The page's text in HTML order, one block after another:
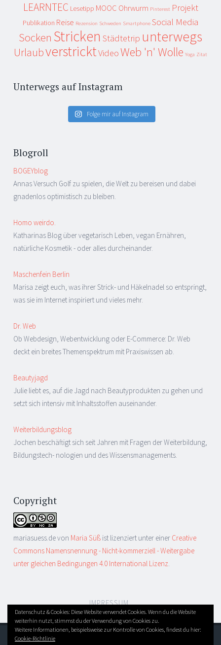
LEARNTEC Lesetipp MOOC Ohrwurm Pinterest Projekt
Publikation Reise Rezension Schweden Smartphone Social Media
Socken Stricken Städtetrip unterwegs
UrlaubverstricktVideoWeb 'n' Wolle Yoga Zitat
Unterwegs auf Instagram
Folge mir auf Instagram
Blogroll
BOGEYblog
Annas Versuch Golf zu spielen, die Welt zu bereisen und dabei
gnadenlos optimistisch zu bleiben.
Homo weirdo.
Katharinas Blog über vegetarisch Leben, vegan Ernähren,
natürliche Kosmetik - oder alles durcheinander.
Maschenfein Berlin
Marisa zeigt euch, was ihrer Strick- und Häkelnadel so entspringt,
was sie im Internet inspiriert und vieles mehr.
Dr. Web
Ob Webdesign, Webentwicklung oder E-Commerce: Dr. Web
deckt ein breites Themenspektrum mit Praxiswissen ab.
Beautyjagd
Julie liebt es, auf die Jagd nach Beautyprodukten zu gehen und
setzt sich intensiv mit Inhaltsstoffen auseinander.
Weiterbildungsblog
Jochen beschäftigt sich seit Jahren mit Fragen der Weiterbildung,
Bildungstech- nologien und des Wissensmanagements.
Copyright
mariasuess.devon Maria Süß ist lizenziert unter einer Creative
Commons Namensnennung - Nicht-kommerziell - Weitergabe
unter gleichen Bedingungen 4.0 International Lizenz.
IMPRESSUM
Datenschutz & Cookies: Diese Website verwendet Cookies. Wenn du die Website
weiterhin nutzt, stimmst du der Verwendung von Cookies zu.
Weitere Informationen, beispielsweise zur Kontrolle von Cookies, findest du hier:
Cookie-Richtlinie